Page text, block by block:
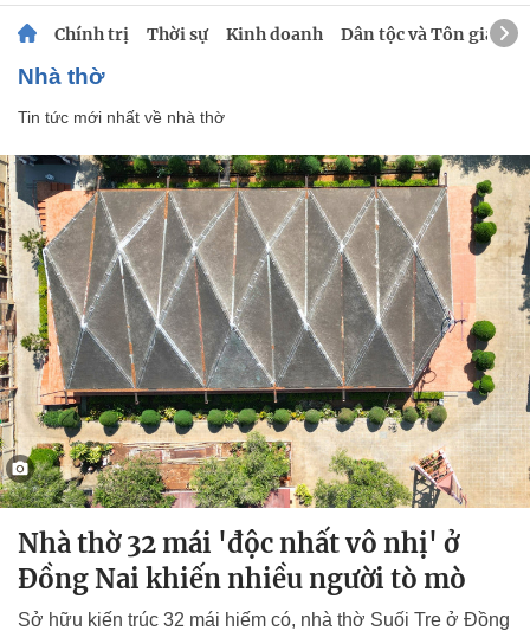
Chính trị Thời sự Kinh doanh Dân tộc và Tôn giáo
nhà thờ
Tin tức mới nhất về nhà thờ
Nhà thờ 32 mái 'độc nhất vô nhị' ở
Đồng Nai khiến nhiều người tò mò
Sở hữu kiến trúc 32 mái hiếm có, nhà thờ Suối Tre ở Đồng